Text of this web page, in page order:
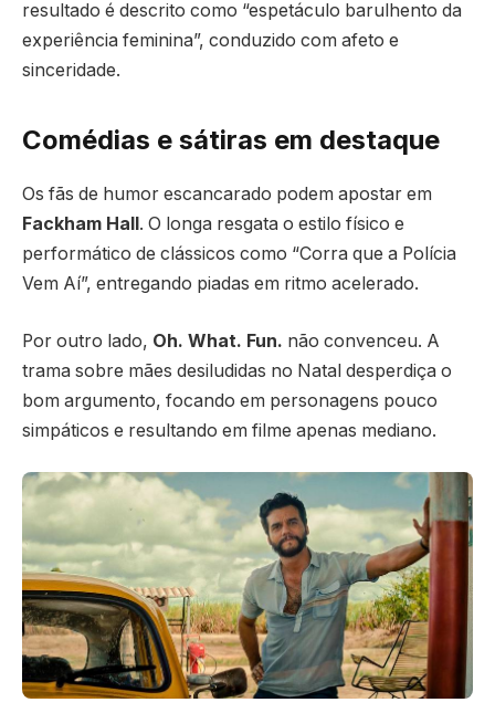
resultado é descrito como “espetáculo barulhento da
experiência feminina”, conduzido com afeto e
sinceridade.
Comédias e sátiras em destaque
Os fãs de humor escancarado podem apostar em
Fackham Hall . O longa resgata o estilo físico e
performático de clássicos como “Corra que a Polícia
Vem Aí”, entregando piadas em ritmo acelerado.
Por outro lado, Oh. What. Fun. não convenceu. A
trama sobre mães desiludidas no Natal desperdiça o
bom argumento, focando em personagens pouco
simpáticos e resultando em filme apenas mediano.